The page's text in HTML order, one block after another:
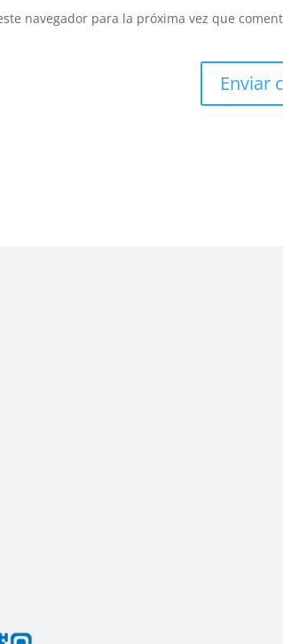
navegador para la próxima vez que